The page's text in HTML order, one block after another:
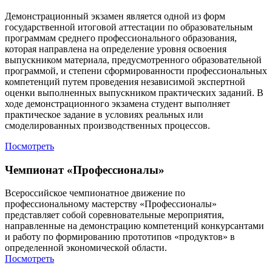
Демонстрационный экзамен является одной из форм
государственной итоговой аттестации по образовательным
программам среднего профессионального образования,
которая направлена на определение уровня освоения
выпускником материала, предусмотренного образовательной
программой, и степени сформированности профессиональных
компетенций путем проведения независимой экспертной
оценки выполненных выпускником практических заданий. В
ходе демонстрационного экзамена студент выполняет
практическое задание в условиях реальных или
смоделированных производственных процессов.
Посмотреть
Чемпионат «Профессионалы»
Всероссийское чемпионатное движение по
профессиональному мастерству «Профессионалы»
представляет собой соревновательные мероприятия,
направленные на демонстрацию компетенций конкурсантами
и работу по формированию прототипов «продуктов» в
определенной экономической области.
Посмотреть